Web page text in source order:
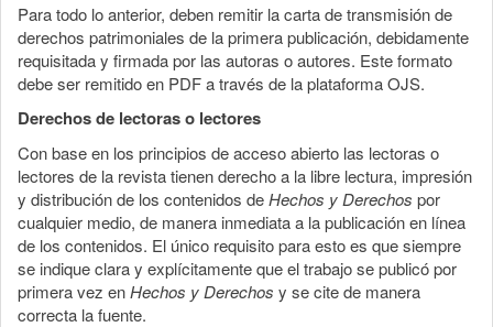
Para todo lo anterior, deben remitir la carta de transmisión de
derechos patrimoniales de la primera publicación, debidamente
requisitada y firmada por las autoras o autores. Este formato
debe ser remitido en PDF a través de la plataforma OJS.
Derechos de lectoras o lectores
Con base en los principios de acceso abierto las lectoras o
lectores de la revista tienen derecho a la libre lectura, impresión
y distribución de los contenidos deHechos y Derechos por
cualquier medio, de manera inmediata a la publicación en línea
de los contenidos. El único requisito para esto es que siempre
se indique clara y explícitamente que el trabajo se publicó por
primera vez enHechos y Derechos y se cite de manera
correcta la fuente.